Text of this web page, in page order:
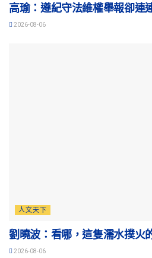
高瑜：遵紀守法維權舉報卻連
2026-08-06
人文天下
劉曉波：看哪，這隻濡水撲火
2026-08-06